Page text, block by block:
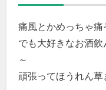
痛風とかめっちゃ痛
でも大好きなお酒
～
頑張ってほうれん草